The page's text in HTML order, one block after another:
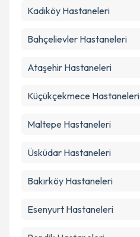
Kadıköy Hastaneleri
Bahçelievler Hastaneleri
Ataşehir Hastaneleri
Küçükçekmece Hastaneleri
Maltepe Hastaneleri
Üsküdar Hastaneleri
Bakırköy Hastaneleri
Esenyurt Hastaneleri